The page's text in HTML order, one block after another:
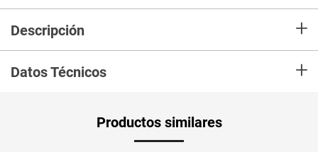
Descripción +
las imperfecciones de la piel mientras proporciona emoliencia y
humectación. Contiene Extracto de flores de caléndula, aloe vera y filtro
Datos Técnicos +
Productos similares